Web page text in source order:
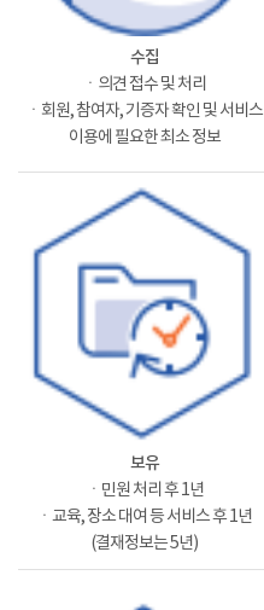
수집
ㆍ의견 접수 및 처리
ㆍ회원, 참여자, 기증자 확인 및 서비스
이용에 필요한 최소 정보
보유
ㆍ민원 처리 후 1년
ㆍ교육, 장소 대여 등 서비스 후 1년
(결재정보는 5년)